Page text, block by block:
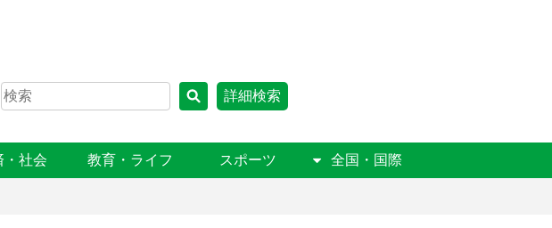
詳細検索
・社会 教育・ライフ スポーツ 全国・国際